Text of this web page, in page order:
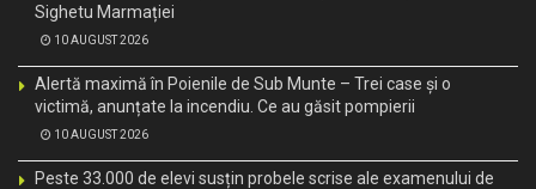
Sighetu Marmației
10 AUGUST 2026
Alertă maximă în Poienile de Sub Munte – Trei case și o
victimă, anunțate la incendiu. Ce au găsit pompierii
10 AUGUST 2026
Peste 33.000 de elevi susțin probele scrise ale examenului de